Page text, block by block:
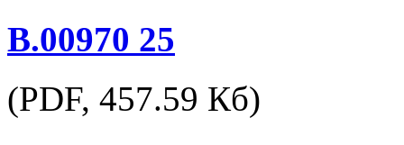
В.00970 25
(PDF, 457.59 Кб)